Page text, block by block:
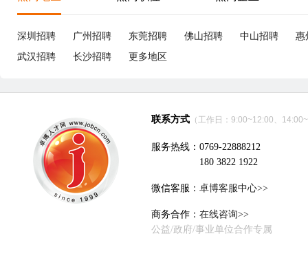
深圳招聘 广州招聘 东莞招聘 佛山招聘 中山招聘
惠
武汉招聘
长沙招聘 更多地区
联系方式 （工作日：9:00~12:00、
服务热线：0769-22888212
180 3822 1922
微信客服： 卓博客服中心>>
商务合作： 在线咨询>>
公益/政府/事业单位合作专属